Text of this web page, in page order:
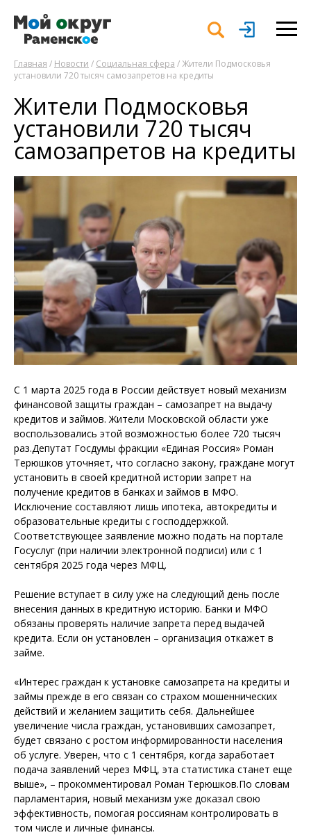
Главная / Новости / Социальная сфера / Жители Подмосковья
установили 720 тысяч самозапретов на кредиты
Жители Подмосковья
установили 720 тысяч
самозапретов на кредиты
С 1 марта 2025 года в России действует новый механизм
финансовой защиты граждан – самозапрет на выдачу
кредитов и займов. Жители Московской области уже
воспользовались этой возможностью более 720 тысяч
раз.Депутат Госдумы фракции «Единая Россия» Роман
Терюшков уточняет, что согласно закону, граждане могут
установить в своей кредитной истории запрет на
получение кредитов в банках и займов в МФО.
Исключение составляют лишь ипотека, автокредиты и
образовательные кредиты с господдержкой.
Соответствующее заявление можно подать на портале
Госуслуг (при наличии электронной подписи) или с 1
сентября 2025 года через МФЦ.
Решение вступает в силу уже на следующий день после
внесения данных в кредитную историю. Банки и МФО
обязаны проверять наличие запрета перед выдачей
кредита. Если он установлен – организация откажет в
займе.
«Интерес граждан к установке самозапрета на кредиты и
займы прежде в его связан со страхом мошеннических
действий и желанием защитить себя. Дальнейшее
увеличение числа граждан, установивших самозапрет,
будет связано с ростом информированности населения
об услуге. Уверен, что с 1 сентября, когда заработает
подача заявлений через МФЦ, эта статистика станет еще
выше», – прокомментировал Роман Терюшков.По словам
парламентария, новый механизм уже доказал свою
эффективность, помогая россиянам контролировать в
том числе и личные финансы.